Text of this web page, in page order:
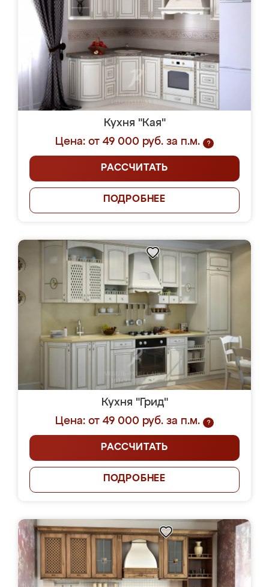
Кухня "Кая"
Цена: от 49 000 руб. за п.м.
?
РАССЧИТАТЬ
ПОДРОБНЕЕ
Кухня "Грид"
Цена: от 49 000 руб. за п.м.
?
РАССЧИТАТЬ
ПОДРОБНЕЕ